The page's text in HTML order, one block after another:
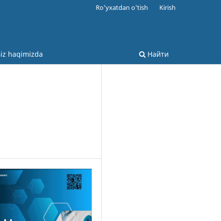
haqimizda Найти
Ro'yxatdan o'tish Kirish